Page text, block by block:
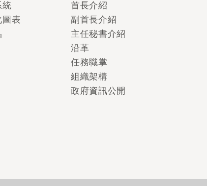
統
圖表
首長介紹
副首長介紹
主任秘書介紹
沿革
任務職掌
組織架構
政府資訊公開